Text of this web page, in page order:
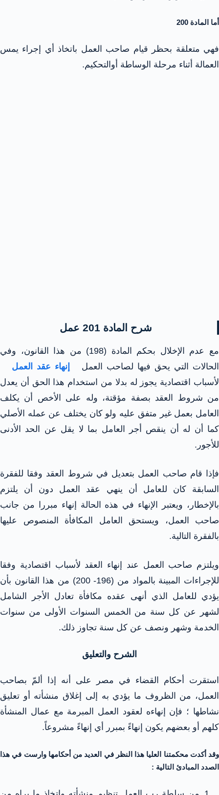
أما المادة 200
فهي متعلقة بحظر قيام صاحب العمل باتخاذ أي إجراء يمس
العمالة أثناء مرحلة الوساطة أوالتحكيم.
شرح المادة 201 عمل
مع عدم الإخلال بحكم المادة (198) من هذا القانون، وفي
الحالات التي يحق فيها لصاحب العمل
إنهاء عقد العمل
لأسباب اقتصادية يجوز له بدلا من استخدام هذا الحق أن يعدل
من شروط العقد بصفة مؤقتة، وله على الأخص أن يكلف
العامل بعمل غير متفق عليه ولو كان يختلف عن عمله الأصلي
كما أن له أن ينقص أجر العامل بما لا يقل عن الحد الأدنى
للأجور.
فإذا قام صاحب العمل بتعديل في شروط العقد وفقا للفقرة
السابقة كان للعامل أن ينهي عقد العمل دون أن يلتزم
بالإخطار، ويعتبر الإنهاء في هذه الحالة إنهاء مبررا من جانب
صاحب العمل، ويستحق العامل المكافأة المنصوص عليها
بالفقرة التالية.
ويلتزم صاحب العمل عند إنهاء العقد لأسباب اقتصادية وفقا
للإجراءات المبينة بالمواد من (196- 200) من هذا القانون بأن
يؤدي للعامل الذي أنهى عقده مكافأة تعادل الأجر الشامل
لشهر عن كل سنة من الخمس السنوات الأولى من سنوات
الخدمة وشهر ونصف عن كل سنة تجاوز ذلك.
الشرح والتعليق
استقرت أحكام القضاء في مصر على أنه إذا ألمّ بصاحب
العمل، من الظروف ما يؤدي به إلى إغلاق منشأته أو تعليق
نشاطها ؛ فإن إنهاءه لعقود العمل المبرمة مع عمال المنشأة
كلهم أو بعضهم يكون إنهاءً بمبرر أي إنهاءً مشروعاً.
وقد أكدت محكمتنا العليا هذا النظر في العديد من أحكامها وارست في هذا
الصدد المبادئ التالية :